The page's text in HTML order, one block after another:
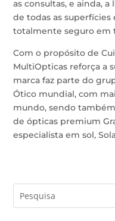
as consultas, e ainda,
de todas as
totalmente seguro em
Com o propósito de
MultiOpticas reforça a
marca faz parte do
Ótico mundial, com
mundo, sendo
de ópticas premium
especialista em sol,